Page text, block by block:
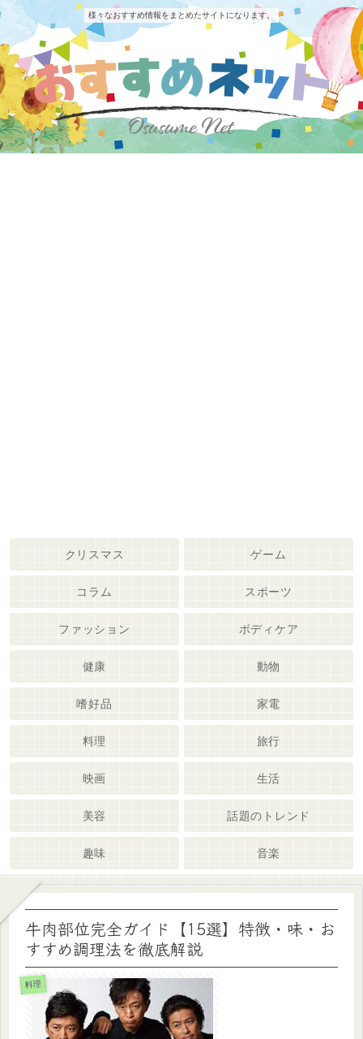
様々なおすすめ情報をまとめたサイトになります。
クリスマス ゲーム
コラム スポーツ
ファッション ボディケア
健康 動物
嗜好品 家電
料理 旅行
映画 生活
美容 話題のトレンド
趣味 音楽
牛肉部位完全ガイド【15選】特徴・味・お
すすめ調理法を徹底解説
料理